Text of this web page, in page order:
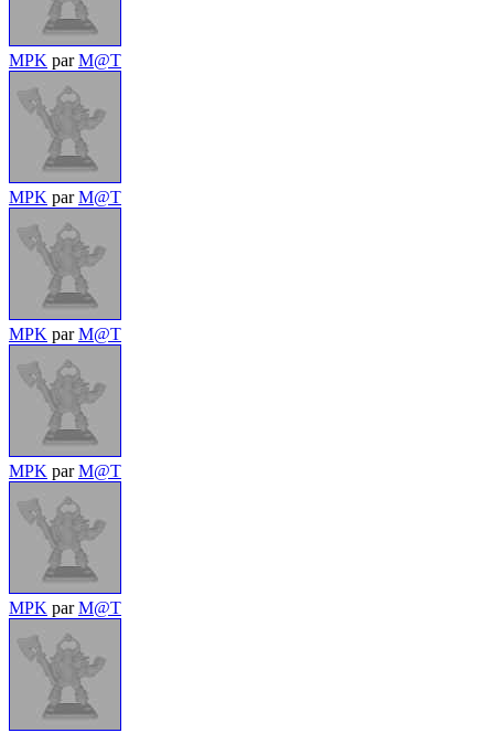
MPK parM@T
MPK parM@T
MPK parM@T
MPK parM@T
MPK parM@T